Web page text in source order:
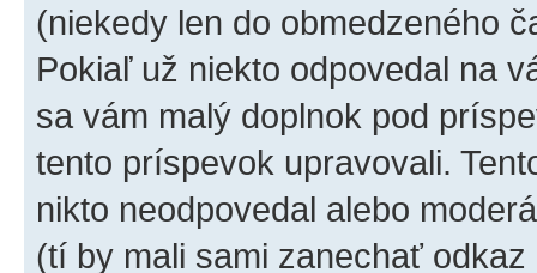
(niekedy len do obmedzeného
Pokiaľ už niekto odpovedal na
sa vám malý doplnok pod
tento príspevok upravovali.
nikto neodpovedal alebo
(tí by mali sami zanechať